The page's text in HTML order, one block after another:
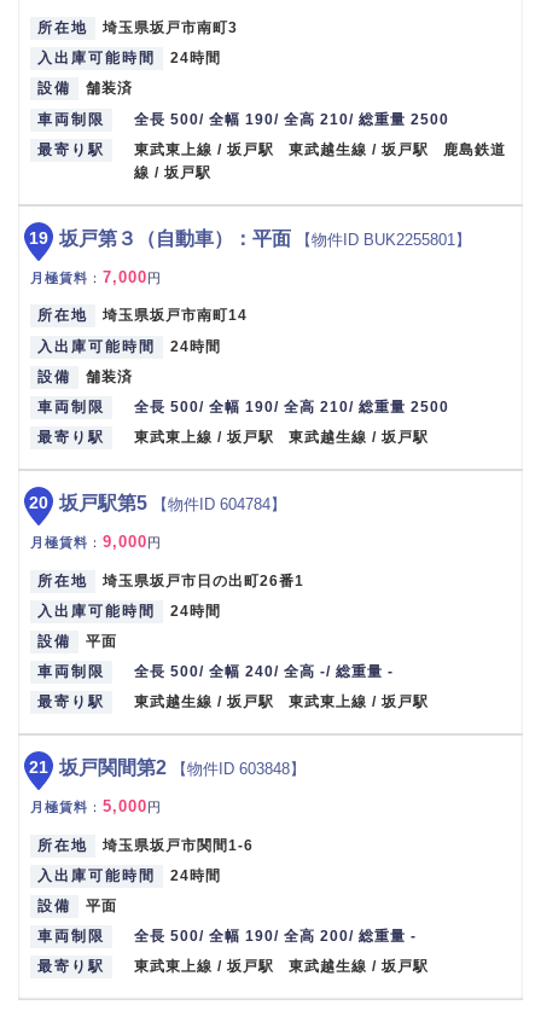
所在地
埼玉県坂戸市南町3
入出庫可能時間
24時間
設備
舗装済
車両制限
全長 500/ 全幅 190/ 全高 210/ 総重量 2500
最寄り駅
東武東上線 / 坂戸駅 東武越生線 / 坂戸駅 鹿島鉄道
線 / 坂戸駅
坂戸第３（自動車）：平面 【物件ID BUK2255801】
月極賃料 ： 7,000円
所在地
埼玉県坂戸市南町14
入出庫可能時間
24時間
設備
舗装済
車両制限
全長 500/ 全幅 190/ 全高 210/ 総重量 2500
最寄り駅
東武東上線 / 坂戸駅 東武越生線 / 坂戸駅
19
坂戸駅第5 【物件ID 604784】
月極賃料 ： 9,000円
所在地
埼玉県坂戸市日の出町26番1
入出庫可能時間
24時間
設備
平面
車両制限
全長 500/ 全幅 240/ 全高 -/ 総重量 -
最寄り駅
東武越生線 / 坂戸駅 東武東上線 / 坂戸駅
20
坂戸関間第2 【物件ID 603848】
月極賃料 ： 5,000 円
所在地
埼玉県坂戸市関間1-6
入出庫可能時間
24時間
設備
平面
車両制限
全長 500/ 全幅 190/ 全高 200/ 総重量 -
最寄り駅
東武東上線 / 坂戸駅 東武越生線 / 坂戸駅
21